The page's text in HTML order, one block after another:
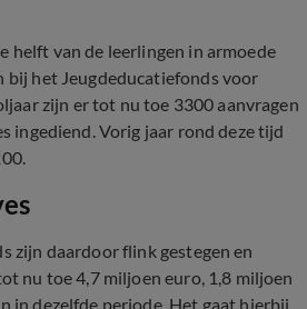
helft van de leerlingen in armoede
bij het Jeugdeducatiefonds voor
zijn er tot nu toe 3300 aanvragen
ingediend. Vorig jaar rond deze tijd
zijn daardoor flink gestegen en
nu toe 4,7 miljoen euro, 1,8 miljoen
in dezelfde periode. Het gaat hierbij